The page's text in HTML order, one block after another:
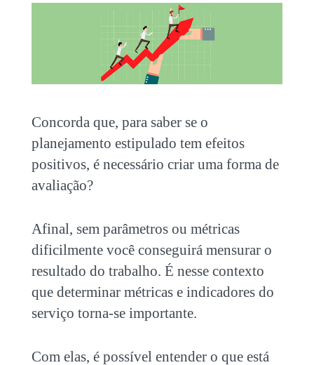
Concorda que, para saber se o
planejamento estipulado tem efeitos
positivos, é necessário criar uma forma de
avaliação?
Afinal, sem parâmetros ou métricas
dificilmente você conseguirá mensurar o
resultado do trabalho. É nesse contexto
que determinar métricas e indicadores do
serviço torna-se importante.
Com elas, é possível entender o que está